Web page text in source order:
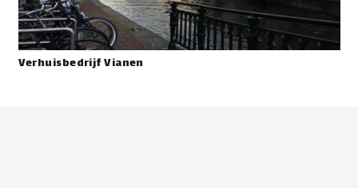
Verhuisbedrijf Vianen